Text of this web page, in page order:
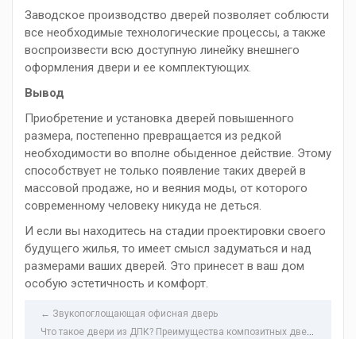
Заводское производство дверей позволяет соблюсти
все необходимые технологические процессы, а также
воспроизвести всю доступную линейку внешнего
оформления двери и ее комплектующих.
Вывод
Приобретение и установка дверей повышенного
размера, постепенно превращается из редкой
необходимости во вполне обыденное действие. Этому
способствует не только появление таких дверей в
массовой продаже, но и веяния моды, от которого
современному человеку никуда не деться.
И если вы находитесь на стадии проектировки своего
будущего жилья, то имеет смысл задуматься и над
размерами ваших дверей. Это принесет в ваш дом
особую эстетичность и комфорт.
← Звукопоглощающая офисная дверь
Ч
то такое двери из ДПК? Преимущества композитных дверей →